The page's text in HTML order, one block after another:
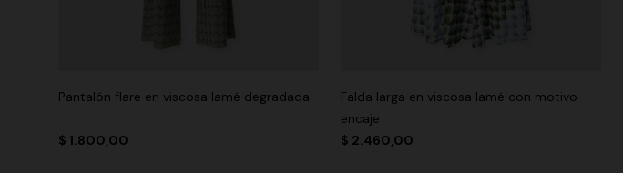
Pantalón flare en viscosa lamé degradada
$ 1.800,00
Falda larga en viscosa lamé con motivo
encaje
$ 2.460,00